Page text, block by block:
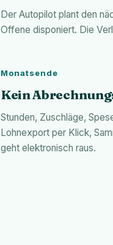
Der Autopilot plant den
Offene disponiert. Die
Monatsende
Kein
Stunden, Zuschläge,
Lohnexport per Klick,
geht elektronisch raus.